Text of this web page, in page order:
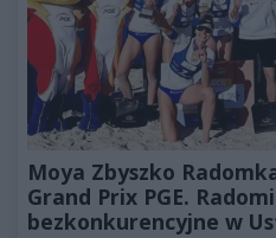
Moya Zbyszko
Grand Prix PGE.
bezkonkurencyjne w